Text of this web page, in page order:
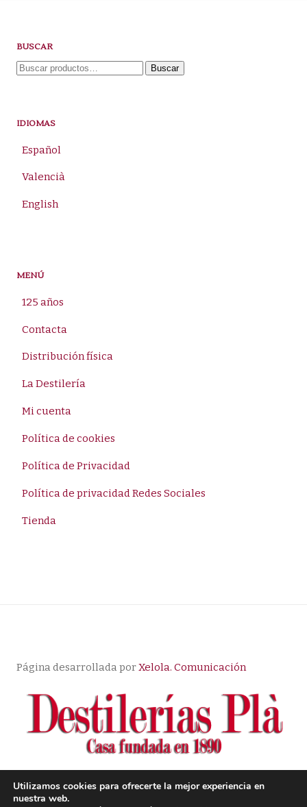
BUSCAR
Buscar
Buscar
IDIOMAS
Español
Valencià
English
MENÚ
125 años
Contacta
Distribución física
La Destilería
Mi cuenta
Política de cookies
Política de Privacidad
Política de privacidad Redes Sociales
Tienda
Página desarrollada porXelola. Comunicación
© Copyright |
Utilizamos cookies para ofrecerte la mejor experiencia en
nuestra web.